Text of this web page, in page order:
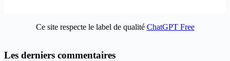
Ce site respecte le label de qualité ChatGPT Free
Les derniers commentaires